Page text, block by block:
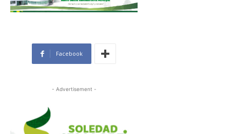
Facebook
- Advertisement -